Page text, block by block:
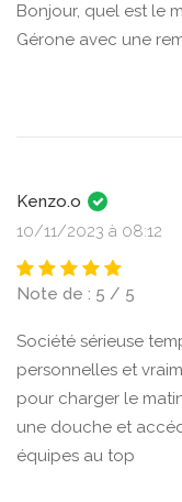
Bonjour, quel est le
Gérone avec une
Kenzo.o
10/11/2023 à 08:12
Note de : 5 / 5
Société sérieuse
personnelles et
pour charger le
une douche et
équipes au top